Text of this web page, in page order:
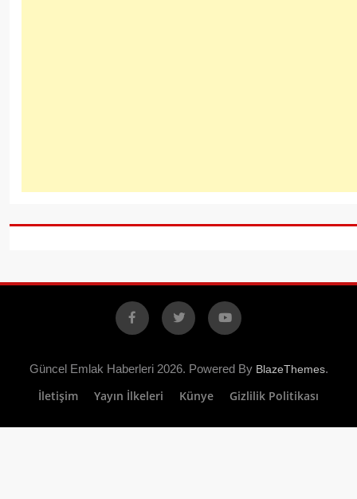
Facebook
X YouTube
Güncel Emlak Haberleri 2026. Powered By BlazeThemes.
İletişim Yayın İlkeleri Künye Gizlilik Politikası